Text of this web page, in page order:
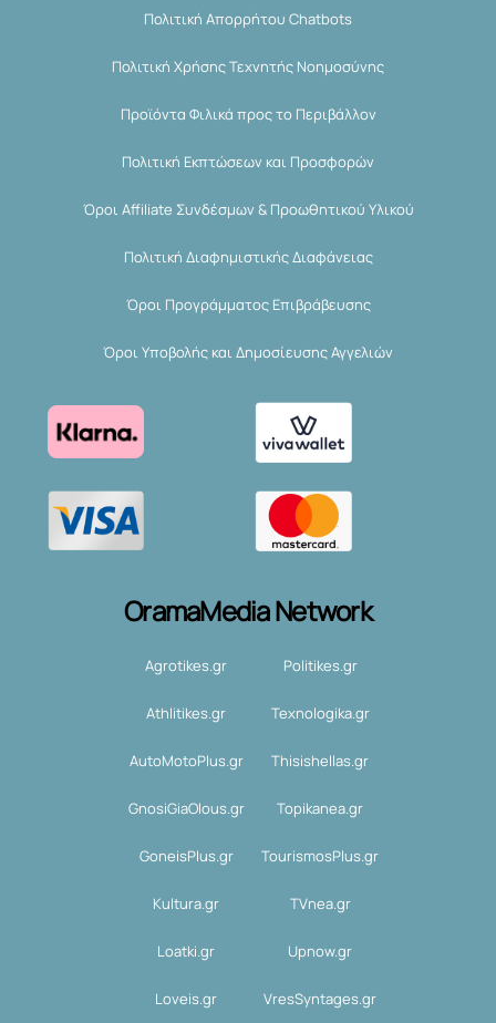
Πολιτική Απορρήτου Chatbots
Πολιτική Χρήσης Τεχνητής Νοημοσύνης
Προϊόντα Φιλικά προς το Περιβάλλον
Πολιτική Εκπτώσεων και Προσφορών
Όροι Affiliate Συνδέσμων & Προωθητικού Υλικού
Πολιτική Διαφημιστικής Διαφάνειας
Όροι Προγράμματος Επιβράβευσης
Όροι Υποβολής και Δημοσίευσης Αγγελιών
OramaMedia Network
Agrotikes.gr Politikes.gr
Athlitikes.gr Texnologika.gr
AutoMotoPlus.gr Thisishellas.gr
GnosiGiaOlous.gr Topikanea.gr
GoneisPlus.gr TourismosPlus.gr
Kultura.gr TVnea.gr
Loatki.gr Upnow.gr
Loveis.gr VresSyntages.gr